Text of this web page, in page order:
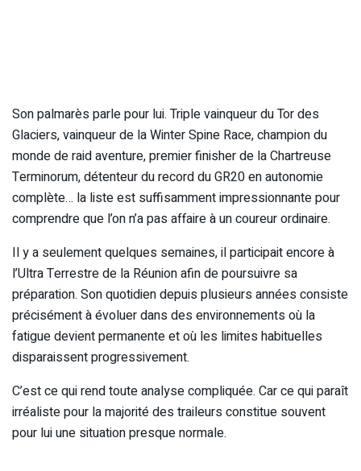
Son palmarès parle pour lui. Triple vainqueur du Tor des
Glaciers, vainqueur de la Winter Spine Race, champion du
monde de raid aventure, premier finisher de la Chartreuse
Terminorum, détenteur du record du GR20 en autonomie
complète… la liste est suffisamment impressionnante pour
comprendre que l’on n’a pas affaire à un coureur ordinaire.
Il y a seulement quelques semaines, il participait encore à
l’Ultra Terrestre de la Réunion afin de poursuivre sa
préparation. Son quotidien depuis plusieurs années consiste
précisément à évoluer dans des environnements où la
fatigue devient permanente et où les limites habituelles
disparaissent progressivement.
C’est ce qui rend toute analyse compliquée. Car ce qui paraît
irréaliste pour la majorité des traileurs constitue souvent
pour lui une situation presque normale.